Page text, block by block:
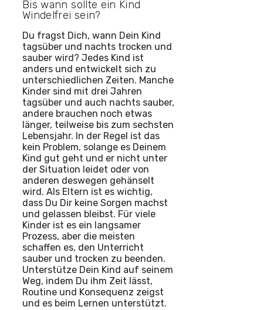
Bis wann sollte ein Kind
Windelfrei sein?
Du fragst Dich, wann Dein Kind
tagsüber und nachts trocken und
sauber wird? Jedes Kind ist
anders und entwickelt sich zu
unterschiedlichen Zeiten. Manche
Kinder sind mit drei Jahren
tagsüber und auch nachts sauber,
andere brauchen noch etwas
länger, teilweise bis zum sechsten
Lebensjahr. In der Regel ist das
kein Problem, solange es Deinem
Kind gut geht und er nicht unter
der Situation leidet oder von
anderen deswegen gehänselt
wird. Als Eltern ist es wichtig,
dass Du Dir keine Sorgen machst
und gelassen bleibst. Für viele
Kinder ist es ein langsamer
Prozess, aber die meisten
schaffen es, den Unterricht
sauber und trocken zu beenden.
Unterstütze Dein Kind auf seinem
Weg, indem Du ihm Zeit lässt,
Routine und Konsequenz zeigst
und es beim Lernen unterstützt.